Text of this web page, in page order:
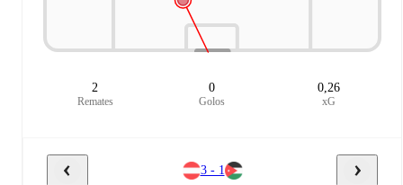
2
Remates
0
Golos
0,26
xG
3 - 1